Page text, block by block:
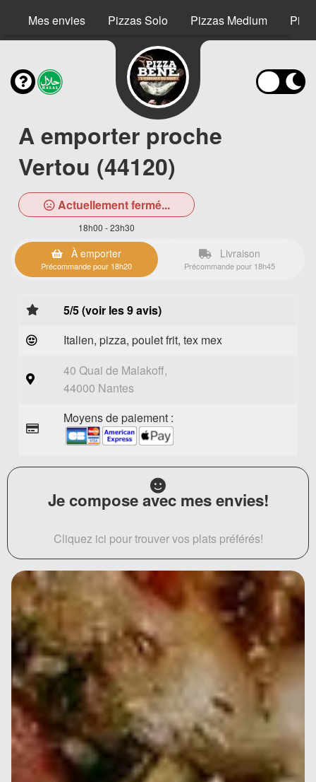
Mes envies Pizzas Solo Pizzas Medium
A emporter proche
Vertou (44120)
Actuellement fermé...
18h00 - 23h30
À emporter
Précommande pour 18h20
Livraison
Précommande pour 18h45
5/5 (voir les 9 avis)
Italien, pizza, poulet frit, tex mex
40 Quai de Malakoff,
44000 Nantes
Moyens de paiement :
Je compose avec mes envies!
Cliquez ici pour trouver vos plats préférés!